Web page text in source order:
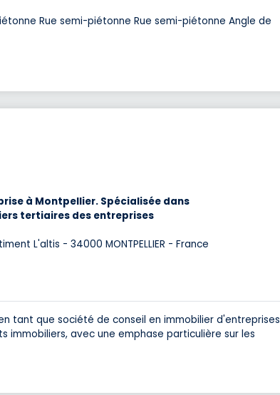
Rue semi-piétonne Rue semi-piétonne Angle de
à Montpellier. Spécialisée dans
tertiaires des entreprises
L'altis - 34000 MONTPELLIER - France
tant que société de conseil en immobilier d'entreprises
immobiliers, avec une emphase particulière sur les